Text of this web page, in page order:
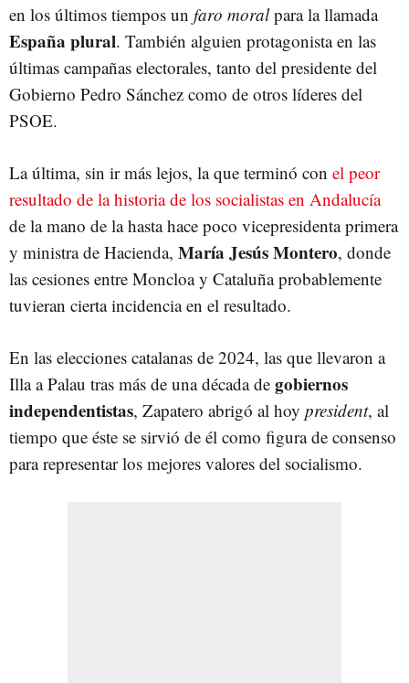
en los últimos tiempos un faro moralpara la llamada
España plural. También alguien protagonista en las
últimas campañas electorales, tanto del presidente del
Gobierno Pedro Sánchez como de otros líderes del
PSOE.
La última, sin ir más lejos, la que terminó con el peor
resultado de la historia de los socialistas en Andalucía
de la mano de la hasta hace poco vicepresidenta primera
y ministra de Hacienda, María Jesús Montero, donde
las cesiones entre Moncloa y Cataluña probablemente
tuvieran cierta incidencia en el resultado.
En las elecciones catalanas de 2024, las que llevaron a
Illa a Palau tras más de una década de gobiernos
independentistas, Zapatero abrigó al hoy president, al
tiempo que éste se sirvió de él como figura de consenso
para representar los mejores valores del socialismo.